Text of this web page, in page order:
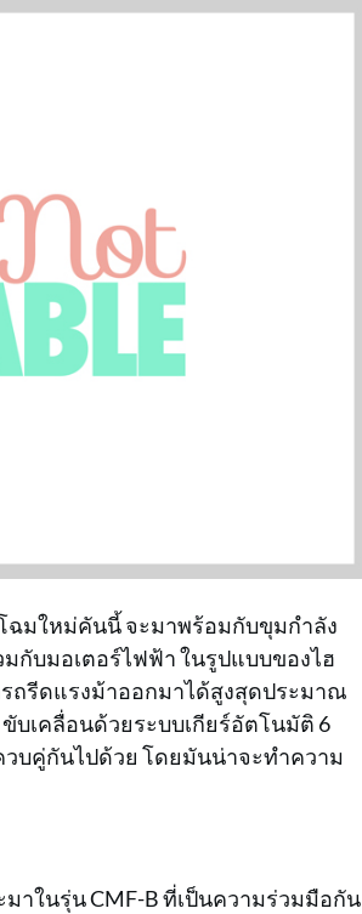
โฉมใหม่คันนี้ จะมาพร้อมกับขุมกำลัง
มกับมอเตอร์ไฟฟ้า ในรูปแบบของไฮ
ถรีดแรงม้าออกมาได้สูงสุดประมาณ
บเคลื่อนด้วยระบบเกียร์อัตโนมัติ 6
บคู่กันไปด้วย โดยมันน่าจะทำความ
ในรุ่น CMF-B ที่เป็นความร่วมมือกัน